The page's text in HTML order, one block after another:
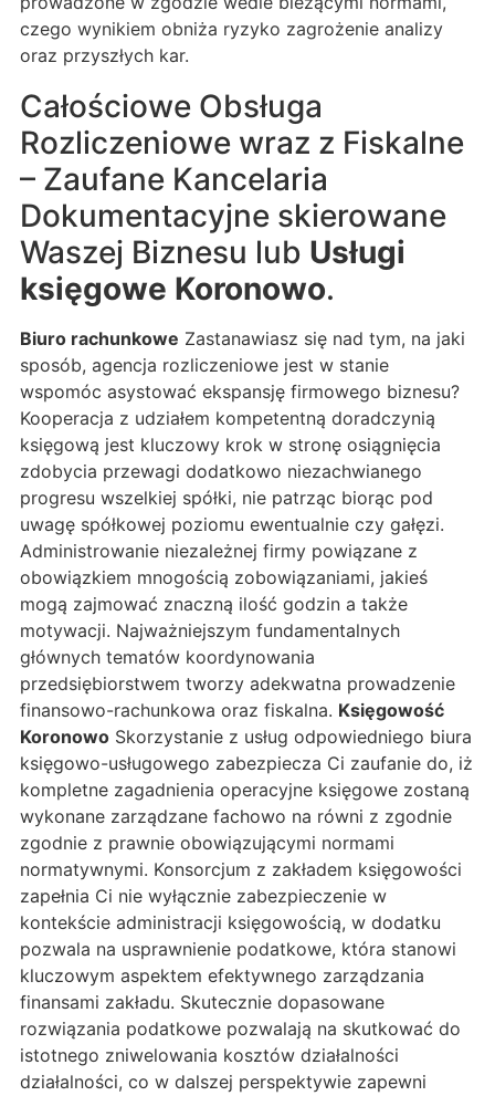
czego wynikiem obniża ryzyko zagrożenie analizy
oraz przyszłych kar.
Całościowe Obsługa
Rozliczeniowe wraz z Fiskalne
– Zaufane Kancelaria
Dokumentacyjne skierowane
Waszej Biznesu lub Usługi
księgowe Koronowo.
Biuro rachunkowe Zastanawiasz się nad tym, na jaki
sposób, agencja rozliczeniowe jest w stanie
wspomóc asystować ekspansję firmowego biznesu?
Kooperacja z udziałem kompetentną doradczynią
księgową jest kluczowy krok w stronę osiągnięcia
zdobycia przewagi dodatkowo niezachwianego
progresu wszelkiej spółki, nie patrząc biorąc pod
uwagę spółkowej poziomu ewentualnie czy gałęzi.
Administrowanie niezależnej firmy powiązane z
obowiązkiem mnogością zobowiązaniami, jakieś
mogą zajmować znaczną ilość godzin a także
motywacji. Najważniejszym fundamentalnych
głównych tematów koordynowania
przedsiębiorstwem tworzy adekwatna prowadzenie
finansowo-rachunkowa oraz fiskalna. Księgowość
Koronowo Skorzystanie z usług odpowiedniego biura
księgowo-usługowego zabezpiecza Ci zaufanie do, iż
kompletne zagadnienia operacyjne księgowe zostaną
wykonane zarządzane fachowo na równi z zgodnie
zgodnie z prawnie obowiązującymi normami
normatywnymi. Konsorcjum z zakładem księgowości
zapełnia Ci nie wyłącznie zabezpieczenie w
kontekście administracji księgowością, w dodatku
pozwala na usprawnienie podatkowe, która stanowi
kluczowym aspektem efektywnego zarządzania
finansami zakładu. Skutecznie dopasowane
rozwiązania podatkowe pozwalają na skutkować do
istotnego zniwelowania kosztów działalności
działalności, co w dalszej perspektywie zapewni